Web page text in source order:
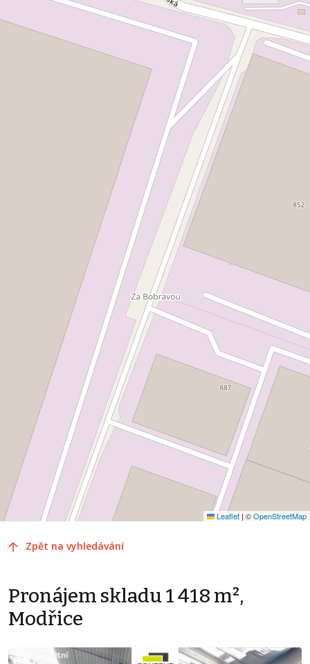
Leaflet | ©OpenStreetMap
Zpět na vyhledávání
Pronájem skladu 1 418 m²,
Modřice